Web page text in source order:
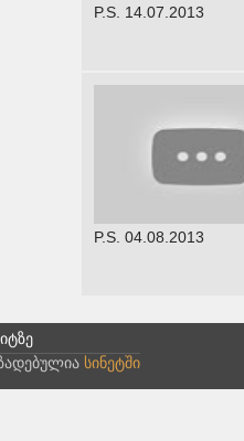
P.S. 14.07.2013
P.S. 04.08.2013
სინეტში